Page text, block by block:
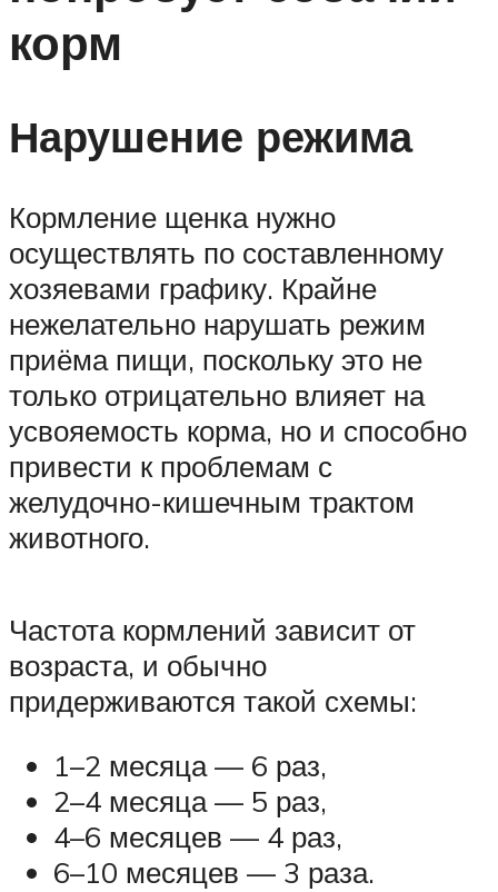
корм
Нарушение режима
Кормление щенка нужно
осуществлять по составленному
хозяевами графику. Крайне
нежелательно нарушать режим
приёма пищи, поскольку это не
только отрицательно влияет на
усвояемость корма, но и способно
привести к проблемам с
желудочно-кишечным трактом
животного.
Частота кормлений зависит от
возраста, и обычно
придерживаются такой схемы:
1–2 месяца — 6 раз,
2–4 месяца — 5 раз,
4–6 месяцев — 4 раз,
6–10 месяцев — 3 раза.